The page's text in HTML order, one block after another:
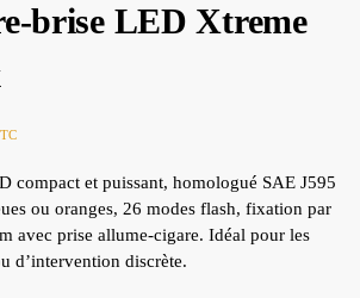
brise LED Xtreme
compact et puissant, homologué SAE J595
ou oranges, 26 modes flash, fixation par
avec prise allume-cigare. Idéal pour les
d’intervention discrète.